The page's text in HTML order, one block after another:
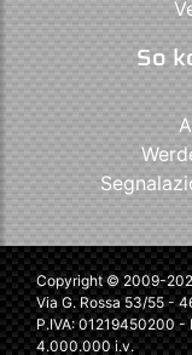
So
Copyright © 2009-
Via G. Rossa 53/55 -
P.IVA: 01219450200 -
4.000.000 i.v.